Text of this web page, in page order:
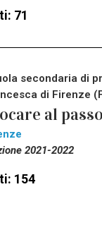
71
secondaria di
di Firenze
al
2021-2022
154